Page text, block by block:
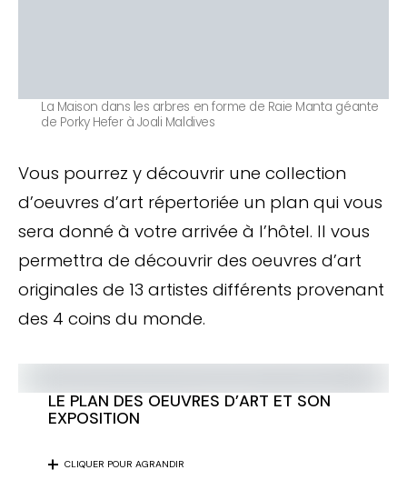
La Maison dans les arbres en forme de Raie Manta géante
de Porky Hefer à Joali Maldives
Vous pourrez y découvrir une collection
d’oeuvres d’art répertoriée un plan qui vous
sera donné à votre arrivée à l’hôtel. Il vous
permettra de découvrir des oeuvres d’art
originales de 13 artistes différents provenant
des 4 coins du monde.
LE PLAN DES OEUVRES D’ART ET SON
EXPOSITION
CLIQUER POUR AGRANDIR